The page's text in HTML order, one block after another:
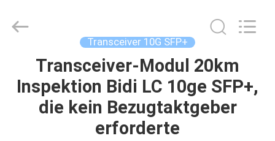
HAUS
PRODUKTE
Rights
Transceiver 10G SFP+
Transceiver-Modul 20km
Inspektion Bidi LC 10ge SFP+,
die kein Bezugtaktgeber
erforderte